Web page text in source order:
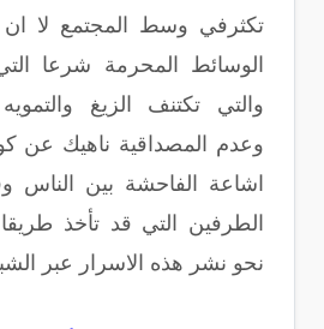
تكثرفي وسط المجتمع لا ان
الوسائط المحرمة شرعا
والتي تكتنف الزيغ
وعدم المصداقية ناهيك عن
اشاعة الفاحشة بين الناس
الطرفين التي قد تأخذ
نحو نشر هذه الاسرار عبر